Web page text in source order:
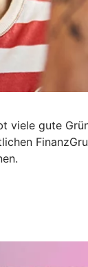
gute